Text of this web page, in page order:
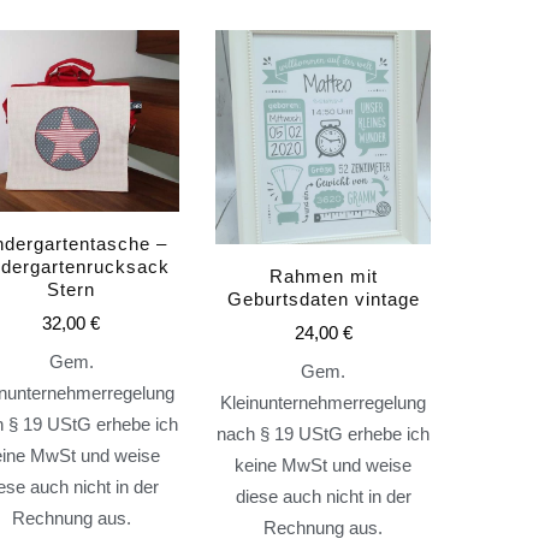
–
Stern
32,00€
Gem.
§ 19 UStG erhebe ich
MwSt und weise
auch nicht in der
Rechnung aus.
Rahmen mit
Geburtsdaten vintage
24,00 €
Gem.
Kleinunternehmerregelung
nach § 19 UStG erhebe ich
keine MwSt und weise
diese auch nicht in der
Rechnung aus.